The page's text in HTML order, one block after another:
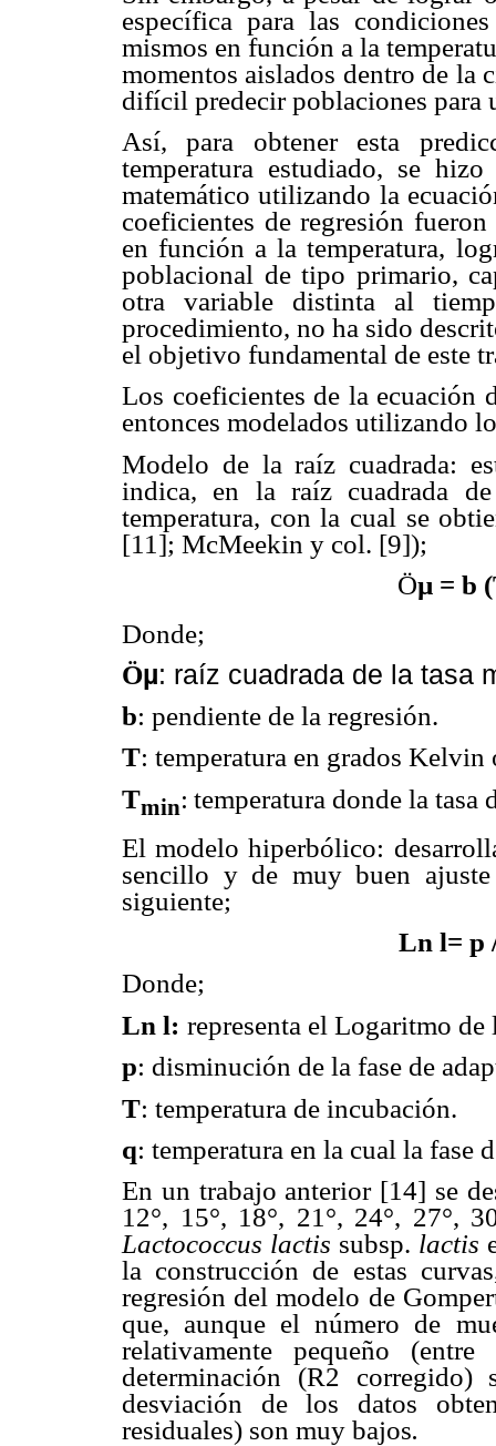
específica para las
mismos en función a la
momentos aislados dentro de la
difícil predecir poblaciones para
Así, para obtener esta
temperatura estudiado, se
matemático utilizando la
coeficientes de regresión
en función a la temperatura,
poblacional de tipo primario,
otra variable distinta al
procedimiento, no ha sido
el objetivo fundamental de este
Los coeficientes de la ecuación
entonces modelados utilizando
Modelo de la raíz cuadrada:
indica, en la raíz cuadrada
temperatura, con la cual se
[11]; McMeekin y col. [9]);
Öµ = b
Donde;
Öµ: raíz cuadrada de la tasa
b: pendiente de la regresión.
T: temperatura en grados Kelvin
Tmin: temperatura donde la tasa
El modelo hiperbólico:
sencillo y de muy buen
siguiente;
Ln l= p
Donde;
Ln l: representa el Logaritmo de
p: disminución de la fase de
T: temperatura de incubación.
q: temperatura en la cual la fase
En un trabajo anterior [14] se
12°, 15°, 18°, 21°, 24°, 27°,
Lactococcus lactis subsp. lactis
la construcción de estas
regresión del modelo de
que, aunque el número de
relativamente pequeño
determinación (R2 corregido)
desviación de los datos
residuales) son muy bajos.